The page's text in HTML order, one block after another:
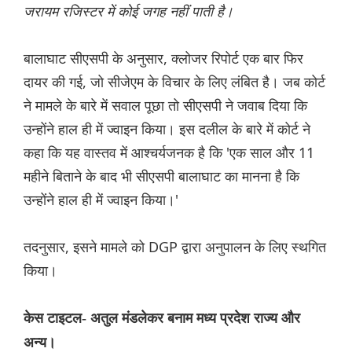
जरायम रजिस्टर में कोई जगह नहीं पाती है।
बालाघाट सीएसपी के अनुसार, क्लोजर रिपोर्ट एक बार फिर
दायर की गई, जो सीजेएम के विचार के लिए लंबित है। जब कोर्ट
ने मामले के बारे में सवाल पूछा तो सीएसपी ने जवाब दिया कि
उन्होंने हाल ही में ज्वाइन किया। इस दलील के बारे में कोर्ट ने
कहा कि यह वास्तव में आश्चर्यजनक है कि 'एक साल और 11
महीने बिताने के बाद भी सीएसपी बालाघाट का मानना ​​है कि
उन्होंने हाल ही में ज्वाइन किया।'
तदनुसार, इसने मामले को DGP द्वारा अनुपालन के लिए स्थगित
किया।
केस टाइटल- अतुल मंडलेकर बनाम मध्य प्रदेश राज्य और
अन्य।